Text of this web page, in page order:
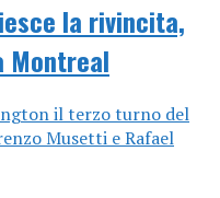
la rivincita,
Montreal
il terzo turno del
Musetti e Rafael